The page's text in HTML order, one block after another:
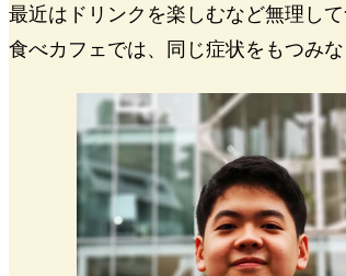
最近はドリンクを楽しむなど無理し
食べカフェでは、同じ症状をもつみ